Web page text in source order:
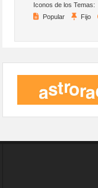
Iconos de los Temas:
Popular
Fijo